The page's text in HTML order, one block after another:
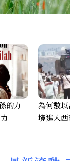
的力
為何數
境進入